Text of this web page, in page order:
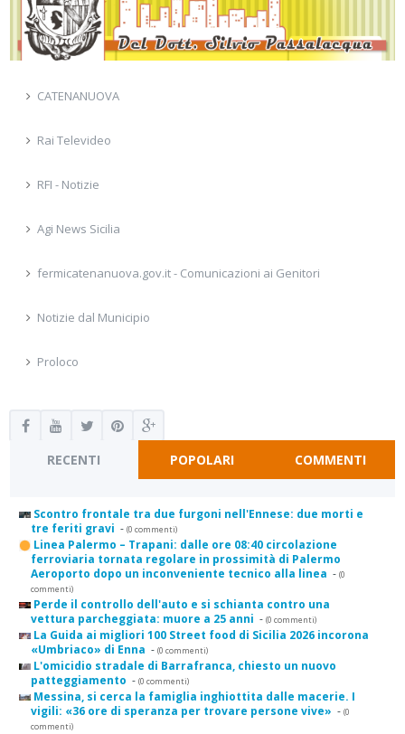
CATENANUOVA
Rai Televideo
RFI - Notizie
Agi News Sicilia
fermicatenanuova.gov.it - Comunicazioni ai Genitori
Notizie dal Municipio
Proloco
RECENTI POPOLARI COMMENTI
Scontro frontale tra due furgoni nell'Ennese: due morti e
tre feriti gravi - (0 commenti)
Linea Palermo – Trapani: dalle ore 08:40 circolazione
ferroviaria tornata regolare in prossimità di Palermo
Aeroporto dopo un inconveniente tecnico alla linea - (0
commenti)
Perde il controllo dell'auto e si schianta contro una
vettura parcheggiata: muore a 25 anni - (0 commenti)
La Guida ai migliori 100 Street food di Sicilia 2026 incorona
«Umbriaco» di Enna - (0 commenti)
L'omicidio stradale di Barrafranca, chiesto un nuovo
patteggiamento - (0 commenti)
Messina, si cerca la famiglia inghiottita dalle macerie. I
vigili: «36 ore di speranza per trovare persone vive» - (0
commenti)